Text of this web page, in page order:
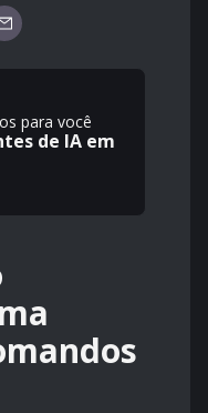
para você
de IA em